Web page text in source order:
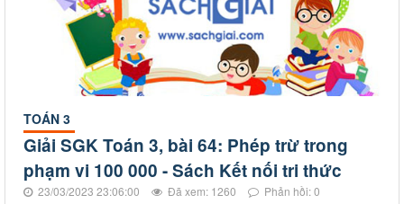
TOÁN 3
Giải SGK Toán 3, bài 64: Phép trừ trong
phạm vi 100 000 - Sách Kết nối tri thức
23/03/2023 23:06:00 Đã xem: 1260 Phản hồi: 0